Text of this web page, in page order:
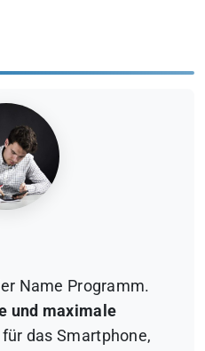
Name Programm.
und maximale
das Smartphone,